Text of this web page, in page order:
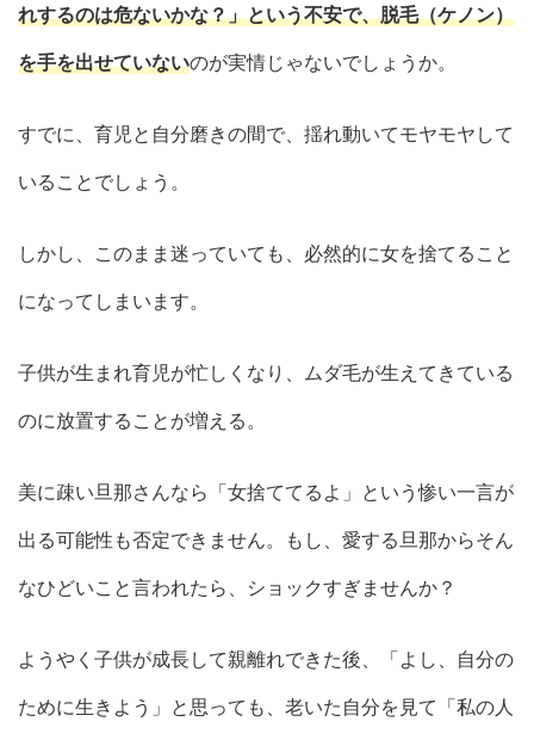
れするのは危ないかな？」という不安で、脱毛（ケノン）
を手を出せていないのが実情じゃないでしょうか。
すでに、育児と自分磨きの間で、揺れ動いてモヤモヤして
いることでしょう。
しかし、このまま迷っていても、必然的に女を捨てること
になってしまいます。
子供が生まれ育児が忙しくなり、ムダ毛が生えてきている
のに放置することが増える。
美に疎い旦那さんなら「女捨ててるよ」という惨い一言が
出る可能性も否定できません。もし、愛する旦那からそん
なひどいこと言われたら、ショックすぎませんか？
ようやく子供が成長して親離れできた後、「よし、自分の
ために生きよう」と思っても、老いた自分を見て「私の人